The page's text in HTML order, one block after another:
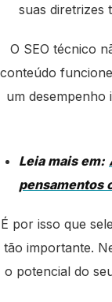
suas diretrizes
O SEO técnico
conteúdo
um
Leia mais em:
pensamentos
É por isso que
tão importante.
o potencial do